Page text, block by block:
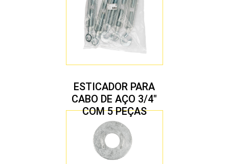
ESTICADOR PARA
CABO DE AÇO 3/4″
COM 5 PEÇAS